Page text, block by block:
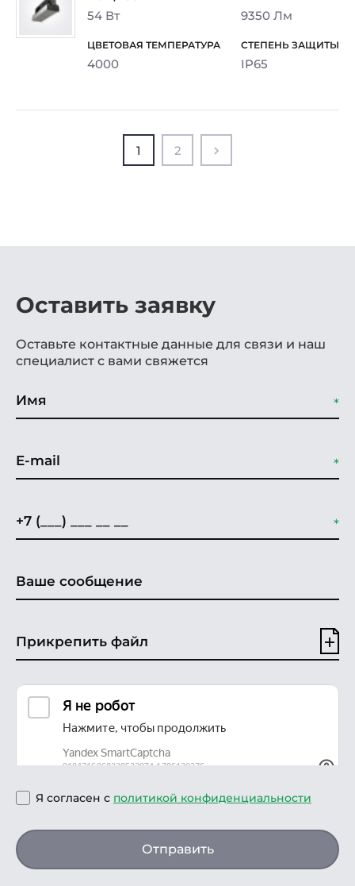
54 Вт 9350 Лм
4000 IP65
1 2
Оставить заявку
Оставьте контактные данные для связи и наш
специалист с вами свяжется
Прикрепить файл
Я согласен с политикой конфиденциальности
Отправить